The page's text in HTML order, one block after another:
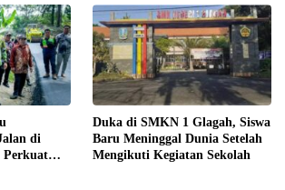
di
Perkuat
Duka di SMKN 1 Glagah, Siswa
Baru Meninggal Dunia Setelah
Mengikuti Kegiatan Sekolah